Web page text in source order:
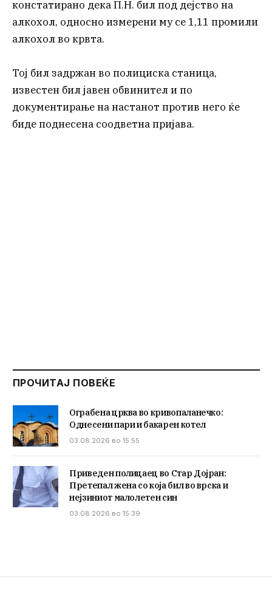
констатирано дека П.Н. бил под дејство на
алкохол, односно измерени му се 1,11 промили
алкохол во крвта.
Тој бил задржан во полициска станица,
известен бил јавен обвинител и по
документирање на настанот против него ќе
биде поднесена соодветна пријава.
ПРОЧИТАЈ ПОВЕЌЕ
Ограбена црква во кривопаланечко:
Однесени пари и бакарен котел
03.08.2026 во 15:55
Приведен полицаец во Стар Дојран:
Претепал жена со која бил во врска и
нејзиниот малолетен син
03.08.2026 во 15:39